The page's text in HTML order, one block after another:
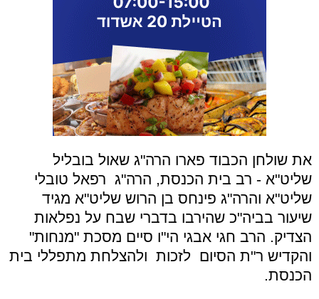
את שולחן הכבוד פארו הרה"ג שאול בובליל
שליט"א - רב בית הכנסת, הרה"ג רפאל טובלי
שליט"א והרה"ג פינחס בן הרוש שליט"א מגיד
שיעור בביה"כ שהירבו בדברי שבח על נפלאות
הצדיק. הרב חגי אבגי הי"ו סיים מסכת "מנחות"
והקדיש ר"ת הסיום לזכות ולהצלחת מתפללי בית
הכנסת.